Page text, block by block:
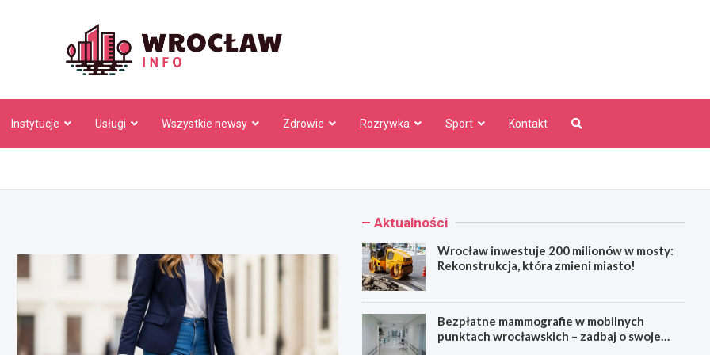
Instytucje Usługi Wszystkie newsy Zdrowie Rozrywka Sport Kontakt
Aktualności
Wrocław inwestuje 200 milionów w mosty:
Rekonstrukcja, która zmieni miasto!
Bezpłatne mammografie w mobilnych
punktach wrocławskich – zadbaj o swoje